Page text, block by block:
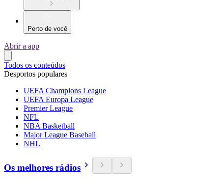
Perto de você
Abrir a app
Todos os conteúdos
Desportos populares
UEFA Champions League
UEFA Europa League
Premier League
NFL
NBA Basketball
Major League Baseball
NHL
Os melhores rádios